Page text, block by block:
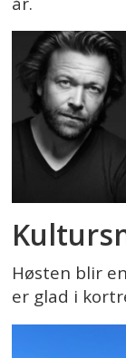
Høsten blir
er glad i